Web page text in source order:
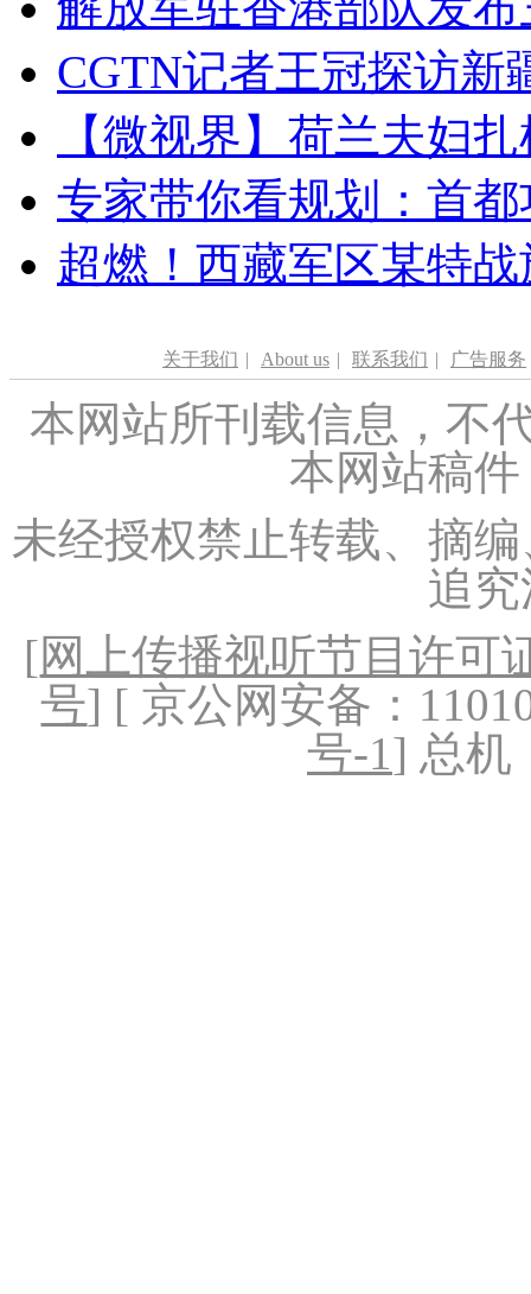
CGTN记者王冠探访新
【微视界】荷兰夫妇
专家带你看规划：首
超燃！西藏军区某特
关于我们 | About us | 联系我们 | 广告服务
本网站所刊载信息，不
本网站稿
未经授权禁止转载、摘
追
[网上传播视听节目许可
号] [ 京公网安备：
号-1] 总机